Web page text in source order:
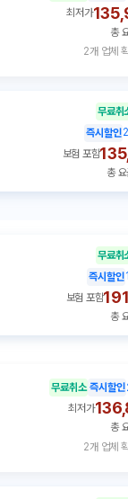
2개 업체
최저가
총
무료취
즉시할인2
보험 포함
총
무료취
즉시할인1
보험 포함
총
2개 업체
무료취소 즉시할인
최저가
총